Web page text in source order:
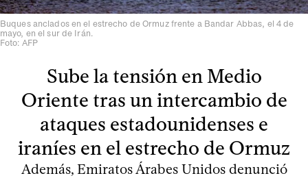
Buques anclados en el estrecho de Ormuz frente a Bandar Abbas, el 4 de
mayo, en el sur de Irán.
Foto: AFP
Sube la tensión en Medio
Oriente tras un intercambio de
ataques estadounidenses e
iraníes en el estrecho de Ormuz
Además, Emiratos Árabes Unidos denunció